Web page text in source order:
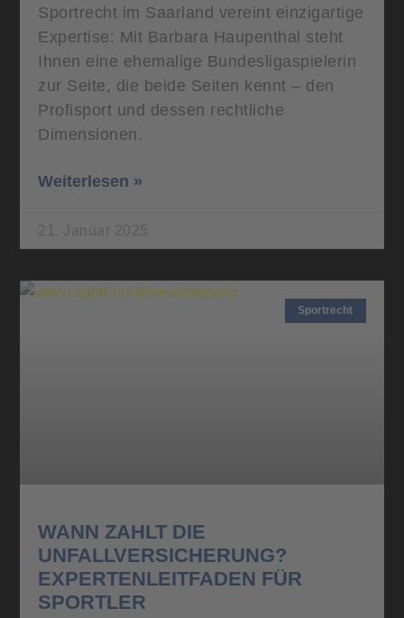
Sportrecht im Saarland vereint einzigartige
Expertise: Mit Barbara Haupenthal steht
Ihnen eine ehemalige Bundesligaspielerin
zur Seite, die beide Seiten kennt – den
Profisport und dessen rechtliche
Dimensionen.
Weiterlesen »
21. Januar 2025
Sportrecht
WANN ZAHLT DIE
UNFALLVERSICHERUNG?
EXPERTENLEITFADEN FÜR
SPORTLER